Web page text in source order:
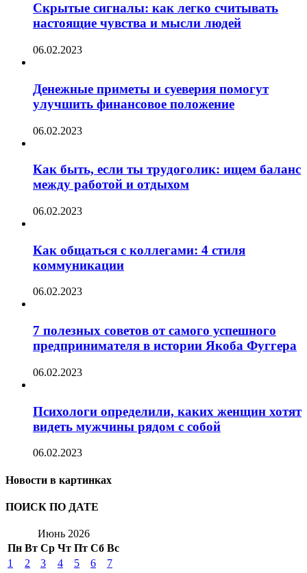
Скрытые сигналы: как легко считывать
настоящие чувства и мысли людей
06.02.2023
Денежные приметы и суеверия помогут
улучшить финансовое положение
06.02.2023
Как быть, если ты трудоголик: ищем баланс
между работой и отдыхом
06.02.2023
Как общаться с коллегами: 4 стиля
коммуникации
06.02.2023
7 полезных советов от самого успешного
предпринимателя в истории Якоба Фуггера
06.02.2023
Психологи определили, каких женщин хотят
видеть мужчины рядом с собой
06.02.2023
Новости в картинках
ПОИСК ПО ДАТЕ
Июнь 2026
Пн Вт Ср Чт Пт Сб Вс
1
2 3 4 5 6
7